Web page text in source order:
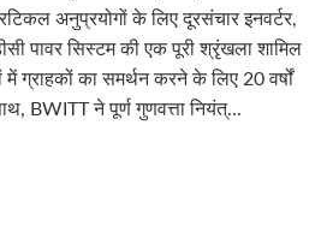
अनुप्रयोगों के लिए दूरसंचार इनवर्टर,
पावर सिस्टम की एक पूरी श्रृंखला शामिल
ग्राहकों का समर्थन करने के लिए 20 वर्षों
BWITT ने पूर्ण गुणवत्ता नियंत्...